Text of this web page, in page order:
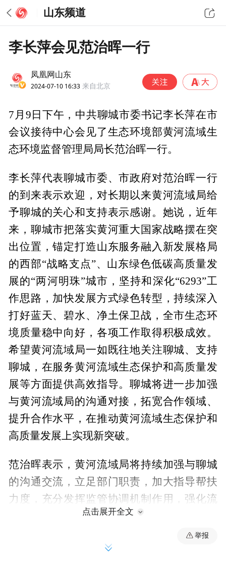
山东频道
李长萍会见范治晖一行
凤凰网山东
2024-07-10 16:33 来自北京
7月9日下午，中共聊城市委书记李长萍在市
会议接待中心会见了生态环境部黄河流域生
态环境监督管理局局长范治晖一行。
李长萍代表聊城市委、市政府对范治晖一行
的到来表示欢迎，对长期以来黄河流域局给
予聊城的关心和支持表示感谢。她说，近年
来，聊城市把落实黄河重大国家战略摆在突
出位置，锚定打造山东服务融入新发展格局
的西部“战略支点”、山东绿色低碳高质量发
展的“两河明珠”城市，坚持和深化“6293”工
作思路，加快发展方式绿色转型，持续深入
打好蓝天、碧水、净土保卫战，全市生态环
境质量稳中向好，各项工作取得积极成效。
希望黄河流域局一如既往地关注聊城、支持
聊城，在服务黄河流域生态保护和高质量发
展等方面提供高效指导。聊城将进一步加强
与黄河流域局的沟通对接，拓宽合作领域、
提升合作水平，在推动黄河流域生态保护和
高质量发展上实现新突破。
范治晖表示，黄河流域局将持续加强与聊城
的沟通交流，立足部门职责，加大指导帮扶
力度，充分发挥监管协调机制作用，强化流
域区域生态环境共治共管，共同推动黄河流
点击展开全文
举报